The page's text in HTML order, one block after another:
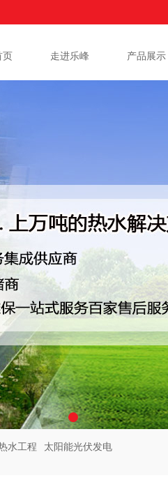
走进乐峰 产品展示
水工程 太阳能光伏发电